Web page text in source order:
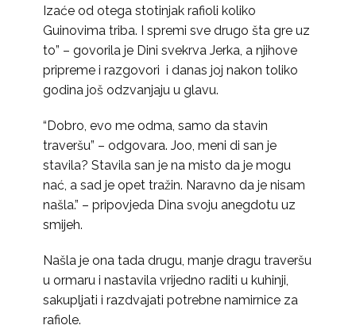
Izaće od otega stotinjak rafioli koliko
Guinovima triba. I spremi sve drugo šta gre uz
to” – govorila je Dini svekrva Jerka, a njihove
pripreme i razgovori i danas joj nakon toliko
godina još odzvanjaju u glavu.
“Dobro, evo me odma, samo da stavin
traveršu” – odgovara. Joo, meni di san je
stavila? Stavila san je na misto da je mogu
nać, a sad je opet tražin. Naravno da je nisam
našla.” – pripovjeda Dina svoju anegdotu uz
smijeh.
Našla je ona tada drugu, manje dragu traveršu
u ormaru i nastavila vrijedno raditi u kuhinji,
sakupljati i razdvajati potrebne namirnice za
rafiole.